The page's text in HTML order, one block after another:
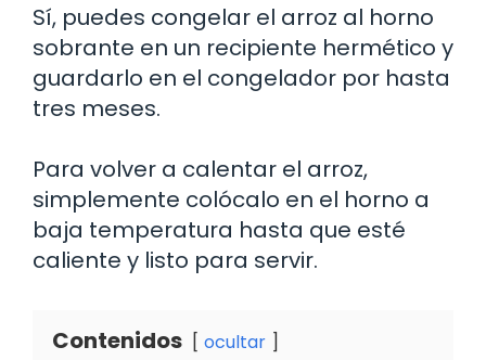
Sí, puedes congelar el arroz al horno
sobrante en un recipiente hermético y
guardarlo en el congelador por hasta
tres meses.
Para volver a calentar el arroz,
simplemente colócalo en el horno a
baja temperatura hasta que esté
caliente y listo para servir.
Contenidos ocultar